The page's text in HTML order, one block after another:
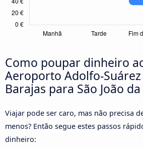
Como poupar dinheiro
Aeroporto Adolfo-
Barajas para São João
Viajar pode ser caro, mas não precisa
menos? Então segue estes passos
dinheiro: